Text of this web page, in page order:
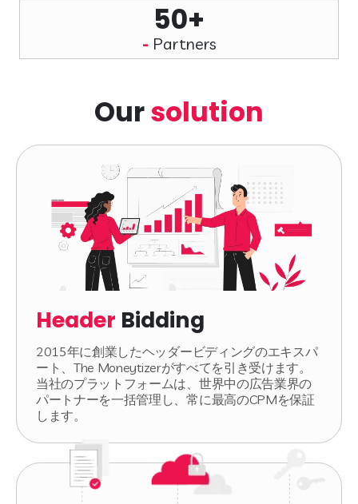
50+
Partners
Oursolution
Header Bidding
2015年に創業したヘッダービディングのエキスパ
ート、The Moneytizerがすべてを引き受けます。
当社のプラットフォームは、世界中の広告業界の
パートナーを一括管理し、常に最高のCPMを保証
します。